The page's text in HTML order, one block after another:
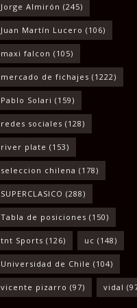
Jorge Almirón (245)
Juan Martín Lucero (106)
maxi falcon (105)
mercado de fichajes (1222)
Pablo Solari (159)
redes sociales (128)
river plate (153)
seleccion chilena (178)
SUPERCLASICO (288)
Tabla de posiciones (150)
tnt Sports (126) uc (148)
Universidad de Chile (104)
vicente pizarro (97) vidal